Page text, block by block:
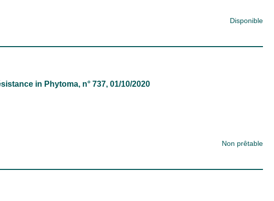
Disponible
in Phytoma, n° 737, 01/10/2020
Non prêtable